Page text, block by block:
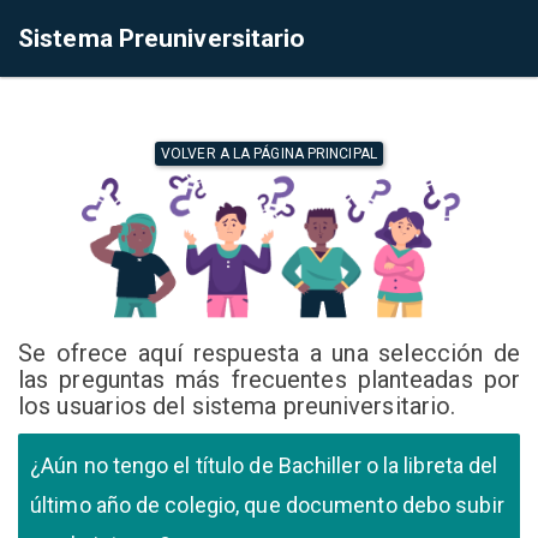
Sistema Preuniversitario
VOLVER A LA PÁGINA PRINCIPAL
Se ofrece aquí respuesta a una selección de
las preguntas más frecuentes planteadas por
los usuarios del sistema preuniversitario.
¿Aún no tengo el título de Bachiller o la libreta del
último año de colegio, que documento debo subir